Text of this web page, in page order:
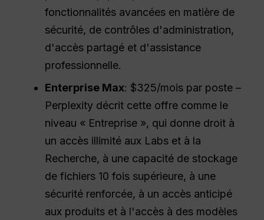
fonctionnalités avancées en matière de
sécurité, de contrôles d'administration,
d'accès partagé et d'assistance
professionnelle.
Enterprise Max: $325/mois par poste –
Perplexity décrit cette offre comme le
niveau « Entreprise », qui donne droit à
un accès illimité aux Labs et à la
Recherche, à une capacité de stockage
de fichiers 10 fois supérieure, à une
sécurité renforcée, à un accès anticipé
aux produits et à l'accès à des modèles